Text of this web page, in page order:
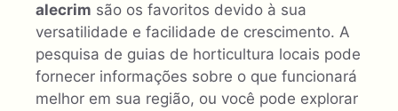
alecrim são os favoritos devido à sua
versatilidade e facilidade de crescimento. A
pesquisa de guias de horticultura locais pode
fornecer informações sobre o que funcionará
melhor em sua região, ou você pode explorar